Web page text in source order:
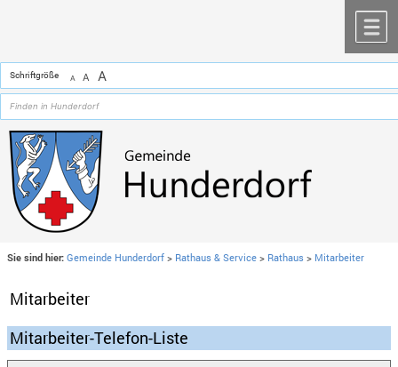
Schriftgröße A A A
Sie sind hier: Gemeinde Hunderdorf > Rathaus & Service > Rathaus > Mitarbeiter
Mitarbeiter
Mitarbeiter-Telefon-Liste